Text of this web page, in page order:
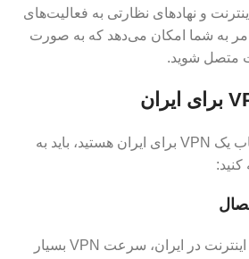
و نهادهای نظارتی به فعالیت‌های
امر به شما امکان می‌دهد که به صورت
متصل شوید.
هنگامی که به دنبال انتخاب یک VPN برای ایران هستید، باید به
با توجه به محدودیت‌های اینترنت در ایران، سرعت VPN بسیار